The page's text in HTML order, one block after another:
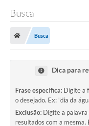
Departamentos
Turismo
Conselhos Municipais
Busca
Busca
Dica para
Frase específica: Digite a
o desejado. Ex: "dia da
Exclusão: Digite a palavra
resultados com a mesma.